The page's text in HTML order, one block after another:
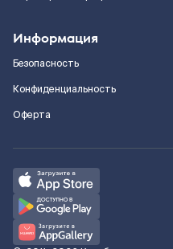
Информация
Безопасность
Конфиденциальность
Оферта